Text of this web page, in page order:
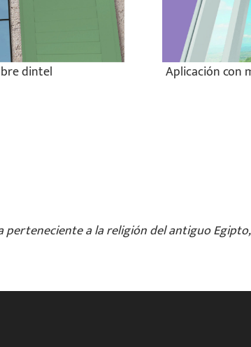
dintel
Aplicación con
perteneciente a la religión del antiguo